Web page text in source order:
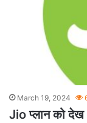
March 19, 2024
Jio प्लान को देख